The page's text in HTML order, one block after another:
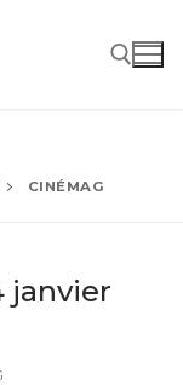
CINÉMAG
janvier